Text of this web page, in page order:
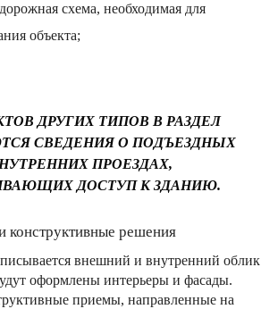
схема, необходимая для
объекта;
ДРУГИХ ТИПОВ В РАЗДЕЛ
СВЕДЕНИЯ О ПОДЪЕЗДНЫХ
ПРОЕЗДАХ,
ДОСТУП К ЗДАНИЮ.
конструктивные решения
внешний и внутренний облик
оформлены интерьеры и фасады.
приемы, направленные на